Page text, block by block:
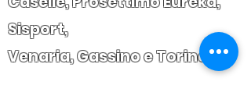
Sisport,
Venaria, Gassino e Torinese